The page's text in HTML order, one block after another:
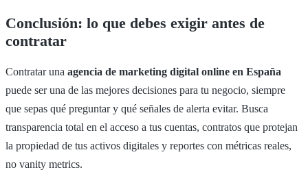
Conclusión: lo que debes exigir antes de
contratar
Contratar una agencia de marketing digital online en España
puede ser una de las mejores decisiones para tu negocio, siempre
que sepas qué preguntar y qué señales de alerta evitar. Busca
transparencia total en el acceso a tus cuentas, contratos que protejan
la propiedad de tus activos digitales y reportes con métricas reales,
no vanity metrics.